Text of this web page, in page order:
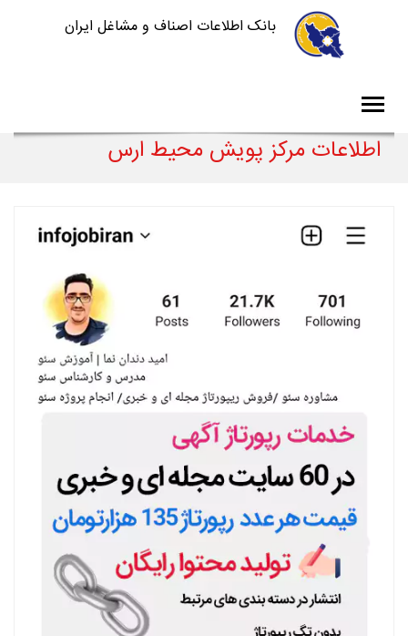
بانک اطلاعات اصناف و مشاغل ایران
اطلاعات مرکز پویش محیط ارس